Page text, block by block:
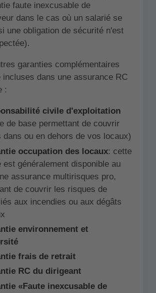
faute inexcusable de
dans le cas où un salarié se
une obligation de sécurité n'est
garanties complémentaires
incluses dans une assurance RC
:
civile d'exploitation
de base permettant de couvrir
dans ou en dehors de vos locaux)
occupation des locaux: cette
est généralement disponible au
assurance multirisques pro,
de couvrir les risques de
aux incendies ou aux dégâts
environnement et
frais de retrait
RC du dirigeant
«Faute inexcusable de